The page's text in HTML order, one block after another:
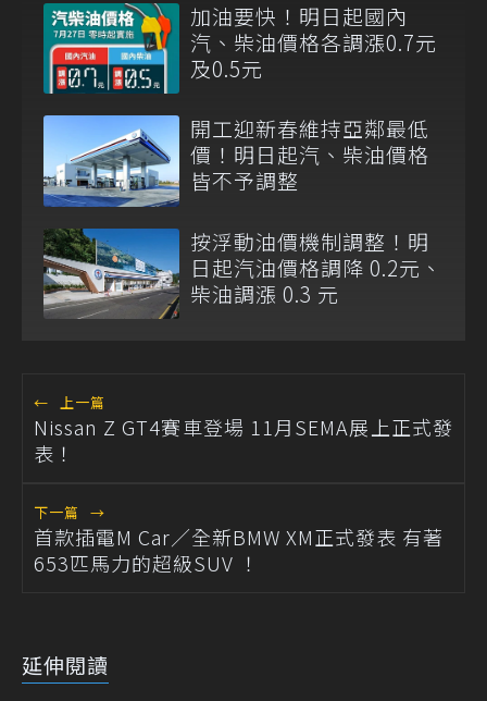
加油要快！明日起國內
汽、柴油價格各調漲0.7元
及0.5元
開工迎新春維持亞鄰最低
價！明日起汽、柴油價格
皆不予調整
按浮動油價機制調整！明
日起汽油價格調降 0.2元、
柴油調漲 0.3 元
← 上一篇
Nissan Z GT4賽車登場 11月SEMA展上正式發
表！
下一篇 →
首款插電M Car／全新BMW XM正式發表 有著
653匹馬力的超級SUV ！
延伸閱讀